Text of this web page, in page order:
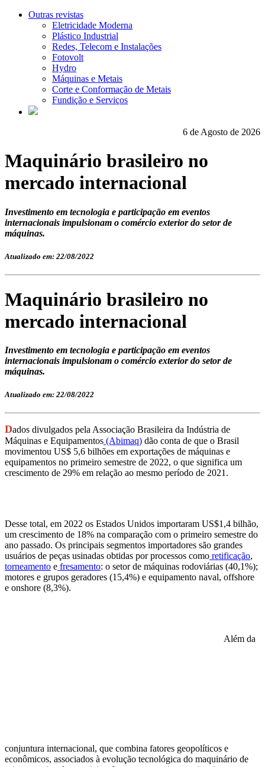
Outras revistas
Eletricidade Moderna
Plástico Industrial
Redes, Telecom e Instalações
Fotovolt
Hydro
Máquinas e Metais
Corte e Conformação de Metais
Fundição e Serviços
6 de Agosto de 2026
Maquinário brasileiro no
mercado internacional
Investimento em tecnologia e participação em eventos
internacionais impulsionam o comércio exterior do setor de
máquinas.
Atualizado em: 22/08/2022
Maquinário brasileiro no
mercado internacional
Investimento em tecnologia e participação em eventos
internacionais impulsionam o comércio exterior do setor de
máquinas.
Atualizado em: 22/08/2022
Dados divulgados pela Associação Brasileira da Indústria de
Máquinas e Equipamentos (Abimaq) dão conta de que o Brasil
movimentou US$ 5,6 bilhões em exportações de máquinas e
equipamentos no primeiro semestre de 2022, o que significa um
crescimento de 29% em relação ao mesmo período de 2021.
Desse total, em 2022 os Estados Unidos importaram US$1,4 bilhão,
um crescimento de 18% na comparação com o primeiro semestre do
ano passado. Os principais segmentos importadores são grandes
usuários de peças usinadas obtidas por processos como retificação,
torneamento e fresamento: o setor de máquinas rodoviárias (40,1%);
motores e grupos geradores (15,4%) e equipamento naval, offshore
e onshore (8,3%).
Além da
conjuntura internacional, que combina fatores geopolíticos e
econômicos, associados à evolução tecnológica do maquinário de